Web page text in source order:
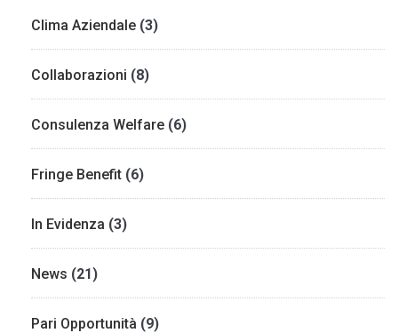
Clima Aziendale (3)
Collaborazioni (8)
Consulenza Welfare (6)
Fringe Benefit (6)
In Evidenza (3)
News (21)
Pari Opportunità (9)